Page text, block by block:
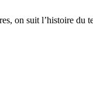
on suit l’histoire du